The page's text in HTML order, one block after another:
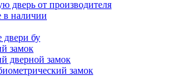
дверь от производителя
в наличии
двери бу
замок
дверной замок
замок